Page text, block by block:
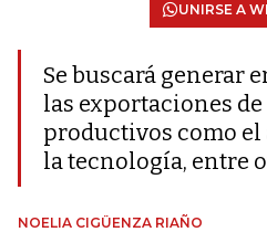
UNIRSE A
Se buscará generar
las exportaciones de
productivos como
la tecnología, entre
NOELIA CIGÜENZA RIAÑO